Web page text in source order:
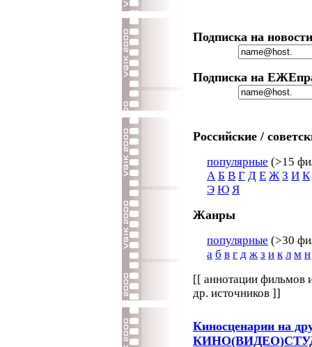
Подписка на
Подписка на
Российские /
популярные (>15
А Б В Г Д Е Ж З И К
Э Ю Я
Жанры
популярные (>30
а б в г д ж з и к л м н
[[ аннотации фильмов
др. источников ]]
Киносценарии на